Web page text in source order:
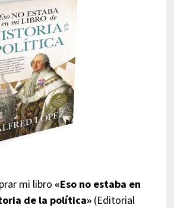
mi libro «Eso no estaba en
de la política»(Editorial